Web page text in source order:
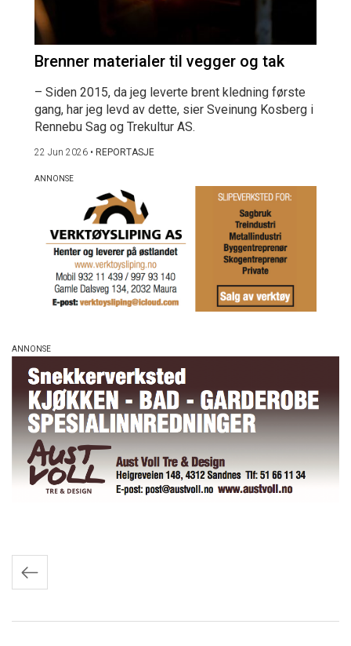
Brenner materialer til vegger og tak
– Siden 2015, da jeg leverte brent kledning første
gang, har jeg levd av dette, sier Sveinung Kosberg i
Rennebu Sag og Trekultur AS.
22 Jun 2026 • REPORTASJE
Innleggnavigasjon